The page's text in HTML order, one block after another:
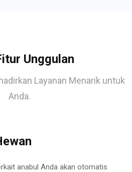
Unggulan
Layanan Menarik untuk
Anda.
anabul Anda akan otomatis